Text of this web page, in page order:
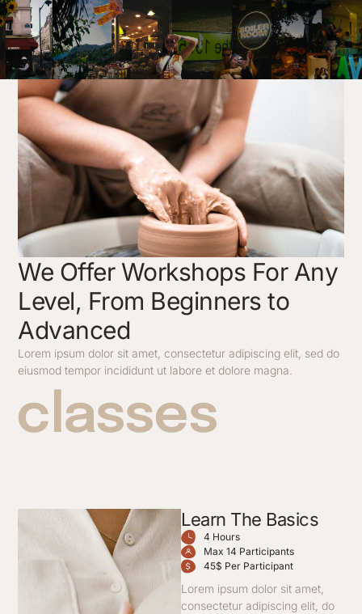
Launch Date
We Offer Workshops For Any
Level, From Beginners to
Advanced
Lorem ipsum dolor sit amet, consectetur adipiscing elit, sed do
eiusmod tempor incididunt ut labore et dolore magna.
classes
Learn The Basics
4 Hours
Max 14 Participants
45$ Per Participant
Lorem ipsum dolor sit amet,
consectetur adipiscing elit, do